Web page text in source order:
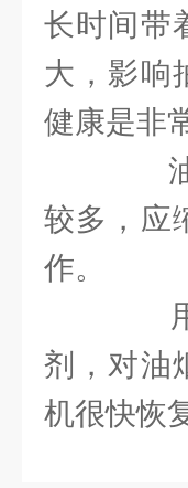
长时间带
大，影响
健康是非
油
较多，应
作。
用
剂，对油
机很快恢